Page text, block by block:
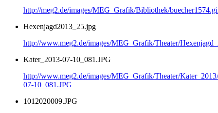
http://meg2.de/images/MEG_Grafik/Bibliothek/
Hexenjagd2013_25.jpg
http://www.meg2.de/images/MEG_Grafik/Theater/
Kater_2013-07-10_081.JPG
http://www.meg2.de/images/MEG_Grafik/Theater/
07-10_081.JPG
1012020009.JPG